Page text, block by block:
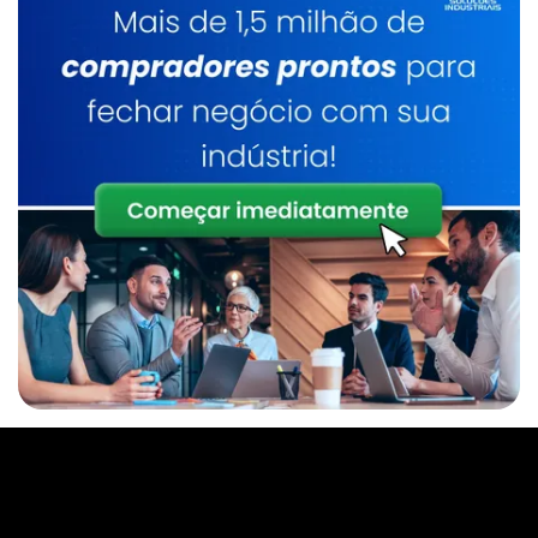
Caldeira A Lenha Preço
Inspeção De Caldeira Gás Natural
Manutenção E Inspeção De Caldeiras Sp
Caldeira A Lenha Vertical
Inspeção De Caldeira De Gás
Serviço De Manutenção Em Caldeiras
Caldeira Biomassa